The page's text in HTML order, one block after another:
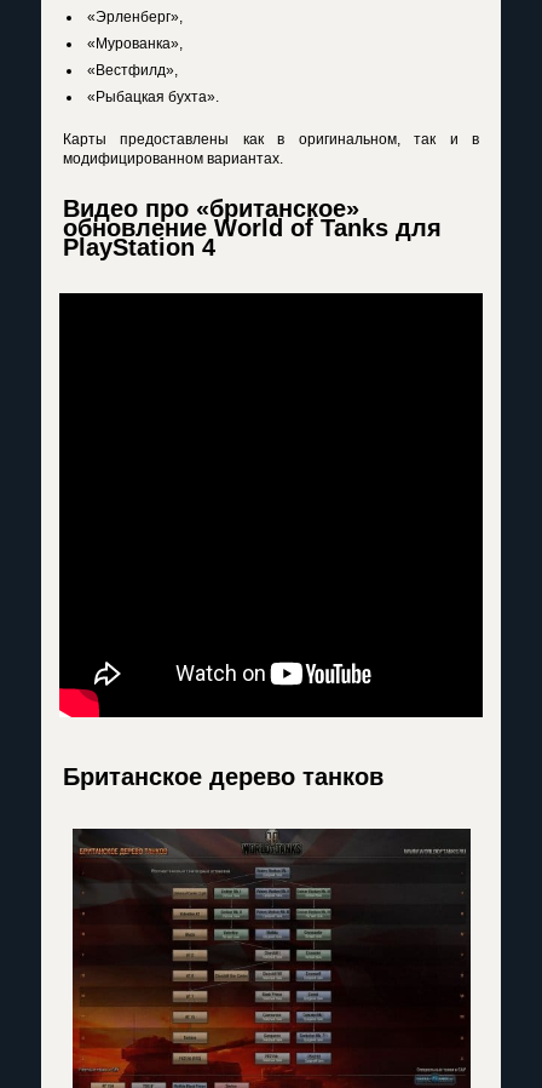
«Эрленберг»,
«Мурованка»,
«Вестфилд»,
«Рыбацкая бухта».
Карты предоставлены как в оригинальном, так и в
модифицированном вариантах.
Видео про «британское»
обновление World of Tanks для
PlayStation 4
Британское дерево танков